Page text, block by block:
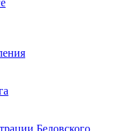
Беловского